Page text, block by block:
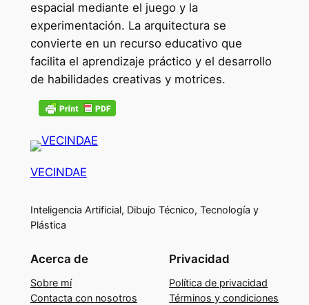
espacial mediante el juego y la
experimentación. La arquitectura se
convierte en un recurso educativo que
facilita el aprendizaje práctico y el desarrollo
de habilidades creativas y motrices.
VECINDAE
Inteligencia Artificial, Dibujo Técnico, Tecnología y
Plástica
Acerca de
Sobre mí
Contacta con nosotros
Privacidad
Política de privacidad
Términos y condiciones